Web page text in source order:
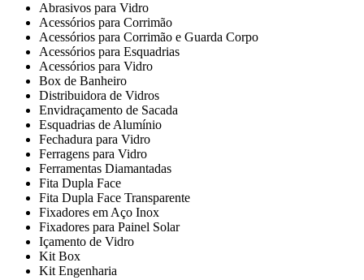
Abrasivos para Vidro
Acessórios para Corrimão
Acessórios para Corrimão e Guarda Corpo
Acessórios para Esquadrias
Acessórios para Vidro
Box de Banheiro
Distribuidora de Vidros
Envidraçamento de Sacada
Esquadrias de Alumínio
Fechadura para Vidro
Ferragens para Vidro
Ferramentas Diamantadas
Fita Dupla Face
Fita Dupla Face Transparente
Fixadores em Aço Inox
Fixadores para Painel Solar
Içamento de Vidro
Kit Box
Kit Engenharia